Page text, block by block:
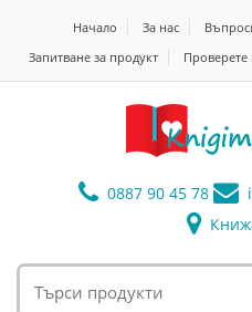
Начало За нас
Запитване за продукт
0887 90 45 78